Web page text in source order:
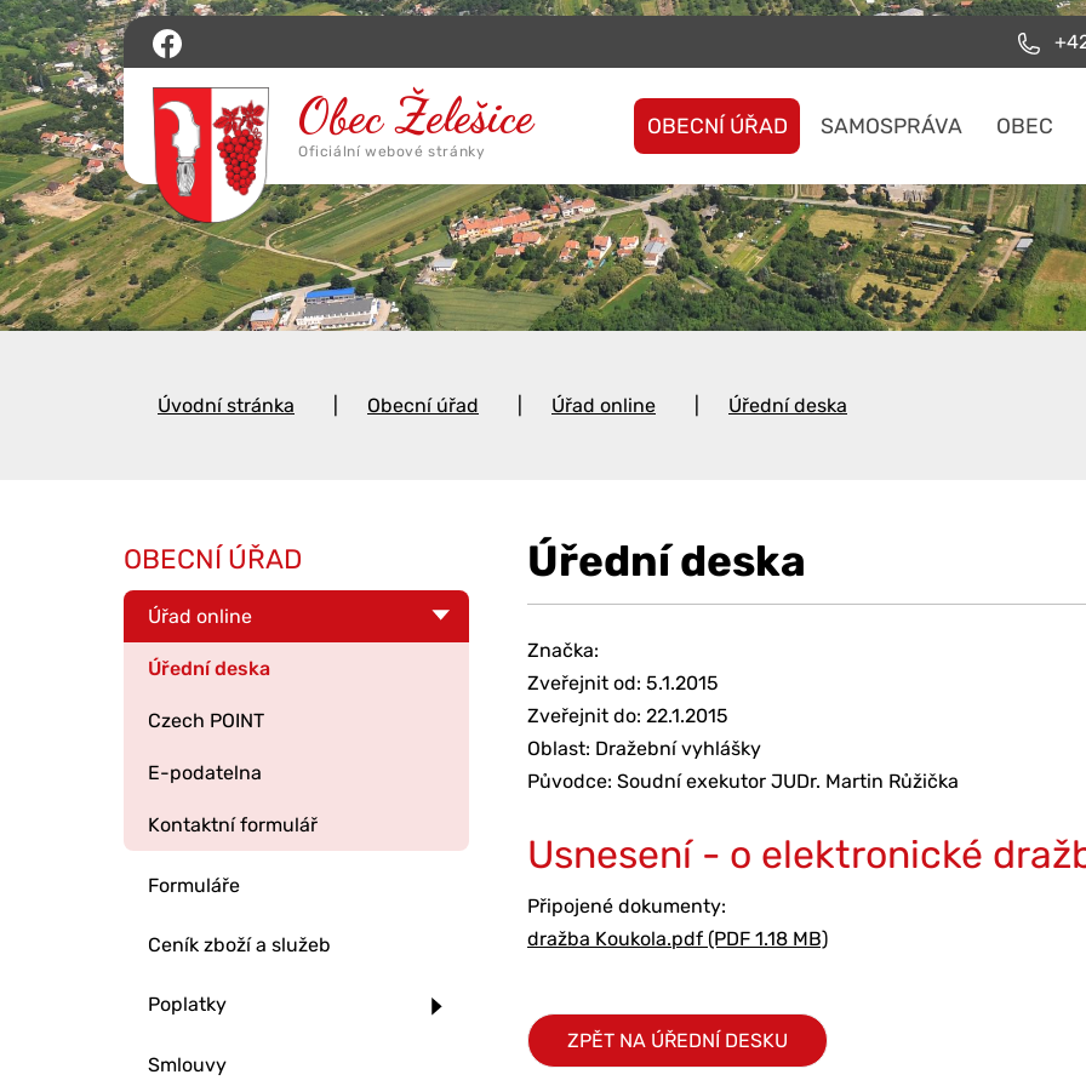
OBECNÍ ÚŘAD SAMOSPRÁVA OBEC
Úvodní stránka Obecní úřad Úřad online Úřední deska
Úřední deska
Značka:
Zveřejnit od: 5.1.2015
Zveřejnit do: 22.1.2015
Oblast: Dražební vyhlášky
Původce: Soudní exekutor JUDr. Martin Růžička
Usnesení - o elektronické
Připojené dokumenty:
dražba Koukola.pdf (PDF 1.18 MB)
ZPĚT NA ÚŘEDNÍ DESKU
OBECNÍ ÚŘAD
Úřad online
Úřední deska
Czech POINT
E-podatelna
Kontaktní formulář
Formuláře
Ceník zboží a služeb
Poplatky
Smlouvy